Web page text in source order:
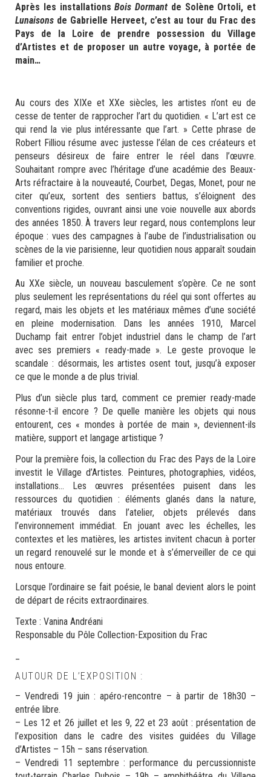
Après les installationsBois Dormant de Solène Ortoli, et
Lunaisons de Gabrielle Herveet, c’est au tour du Frac des
Pays de la Loire de prendre possession du Village
d’Artistes et de proposer un autre voyage, à portée de
main…
Au cours des XIXe et XXe siècles, les artistes n’ont eu de
cesse de tenter de rapprocher l’art du quotidien. « L’art est ce
qui rend la vie plus intéressante que l’art. » Cette phrase de
Robert Filliou résume avec justesse l’élan de ces créateurs et
penseurs désireux de faire entrer le réel dans l’œuvre.
Souhaitant rompre avec l’héritage d’une académie des Beaux-
Arts réfractaire à la nouveauté, Courbet, Degas, Monet, pour ne
citer qu’eux, sortent des sentiers battus, s’éloignent des
conventions rigides, ouvrant ainsi une voie nouvelle aux abords
des années 1850. À travers leur regard, nous contemplons leur
époque : vues des campagnes à l’aube de l’industrialisation ou
scènes de la vie parisienne, leur quotidien nous apparaît soudain
familier et proche.
Au XXe siècle, un nouveau basculement s’opère. Ce ne sont
plus seulement les représentations du réel qui sont offertes au
regard, mais les objets et les matériaux mêmes d’une société
en pleine modernisation. Dans les années 1910, Marcel
Duchamp fait entrer l’objet industriel dans le champ de l’art
avec ses premiers « ready-made ». Le geste provoque le
scandale : désormais, les artistes osent tout, jusqu’à exposer
ce que le monde a de plus trivial.
Plus d’un siècle plus tard, comment ce premier ready-made
résonne-t-il encore ? De quelle manière les objets qui nous
entourent, ces « mondes à portée de main », deviennent-ils
matière, support et langage artistique ?
Pour la première fois, la collection du Frac des Pays de la Loire
investit le Village d’Artistes. Peintures, photographies, vidéos,
installations… Les œuvres présentées puisent dans les
ressources du quotidien : éléments glanés dans la nature,
matériaux trouvés dans l’atelier, objets prélevés dans
l’environnement immédiat. En jouant avec les échelles, les
contextes et les matières, les artistes invitent chacun à porter
un regard renouvelé sur le monde et à s’émerveiller de ce qui
nous entoure.
Lorsque l’ordinaire se fait poésie, le banal devient alors le point
de départ de récits extraordinaires.
Texte : Vanina Andréani
Responsable du Pôle Collection-Exposition du Frac
AUTOUR DE L’EXPOSITION :
– Vendredi 19 juin : apéro-rencontre – à partir de 18h30 –
entrée libre.
– Les 12 et 26 juillet et les 9, 22 et 23 août : présentation de
l’exposition dans le cadre des visites guidées du Village
d’Artistes – 15h – sans réservation.
– Vendredi 11 septembre : performance du percussionniste